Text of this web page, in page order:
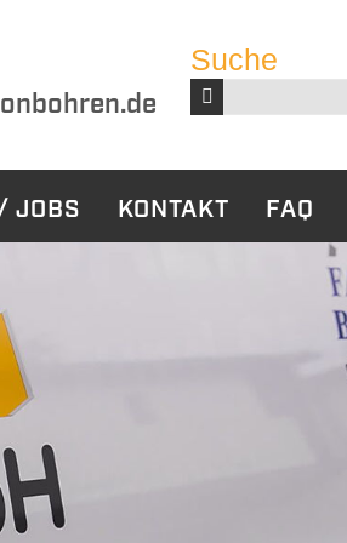
Suche
Suchbegriffe
JOBS KONTAKT FAQ